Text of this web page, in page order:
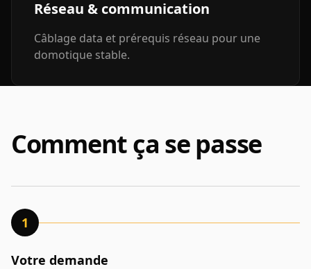
Réseau & communication
Câblage data et prérequis réseau pour une
domotique stable.
Comment ça se passe
1
Votre demande